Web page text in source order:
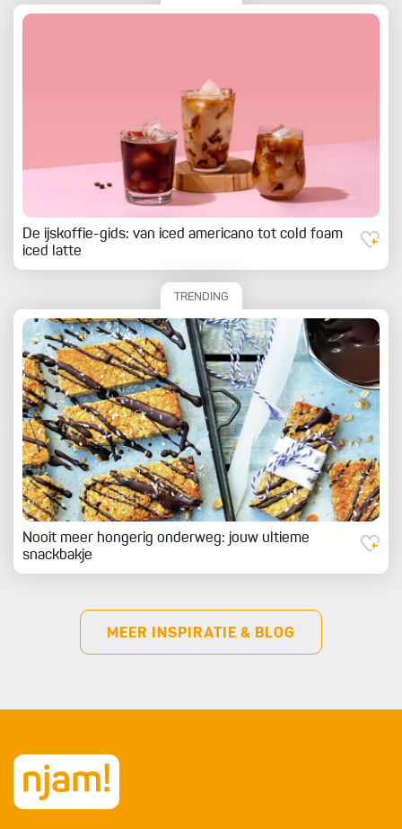
De ijskoffie-gids: van iced americano tot cold foam
iced latte
TRENDING
Nooit meer hongerig onderweg: jouw ultieme
snackbakje
MEER INSPIRATIE & BLOG